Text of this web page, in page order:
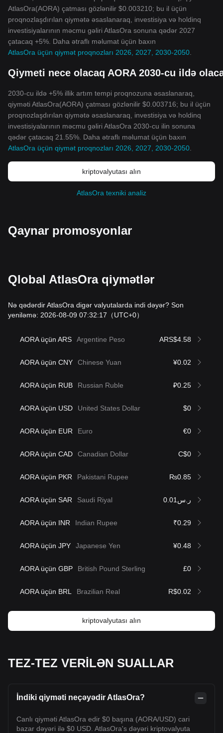
AtlasOra(AORA) çatması gözlənilir $0.003210; bu il üçün
proqnozlaşdırılan qiymətə əsaslanaraq, investisiya və holdinq
investisiyalarının məcmu gəliri AtlasOra sonuna qədər 2027
çatacaq +5%. Daha ətraflı məlumat üçün baxın
AtlasOra üçün qiymət proqnozları 2026, 2027, 2030-2050
Qiymeti nece olacaq AORA 2030-cu ildə
2030-cu ildə +5% illik artım tempi proqnozuna əsaslanaraq,
qiyməti AtlasOra(AORA) çatması gözlənilir $0.003716; bu il üçün
proqnozlaşdırılan qiymətə əsaslanaraq, investisiya və holdinq
investisiyalarının məcmu gəliri AtlasOra 2030-cu ilin sonuna
qədər çatacaq 21.55%. Daha ətraflı məlumat üçün baxın
AtlasOra üçün qiymət proqnozları 2026, 2027, 2030-2050
kriptovalyutası alın
AtlasOra texniki analiz
Qaynar promosyonlar
Qlobal AtlasOra qiymətlər
Nə qədərdir AtlasOra digər valyutalarda indi dəyər? Son
yeniləmə: 2026-08-09 07:32:17 （UTC+0）
AORA üçün ARS Argentine Peso ARS$4.58
AORA üçün CNY Chinese Yuan ¥0.02
AORA üçün RUB Russian Ruble ₽0.25
AORA üçün USD United States Dollar $0
AORA üçün EUR Euro €0
AORA üçün CAD Canadian Dollar C$0
AORA üçün PKR Pakistani Rupee ₨0.85
AORA üçün SAR Saudi Riyal ر.س0.01
AORA üçün INR Indian Rupee ₹0.29
AORA üçün JPY Japanese Yen ¥0.48
AORA üçün GBP British Pound Sterling £0
AORA üçün BRL Brazilian Real R$0.02
kriptovalyutası alın
TEZ-TEZ VERİLƏN SUALLAR
İndiki qiyməti neçəyədir AtlasOra?
Canlı qiyməti AtlasOra edir $0 başına (AORA/USD) cari
bazar dəyəri ilə $0 USD. AtlasOra's dəyəri kriptovalyuta